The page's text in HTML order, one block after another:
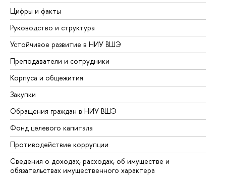
Цифры и факты
Руководство и структура
Устойчивое развитие в НИУ ВШЭ
Преподаватели и сотрудники
Корпуса и общежития
Закупки
Обращения граждан в НИУ ВШЭ
Фонд целевого капитала
Противодействие коррупции
Сведения о доходах, расходах, об имуществе и
обязательствах имущественного характера